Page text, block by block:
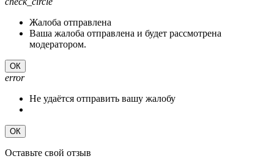
Жалоба отправлена
Ваша жалоба отправлена и будет рассмотрена
модератором.
ОК
error
Не удаётся отправить вашу жалобу
ОК
Оставьте свой отзыв